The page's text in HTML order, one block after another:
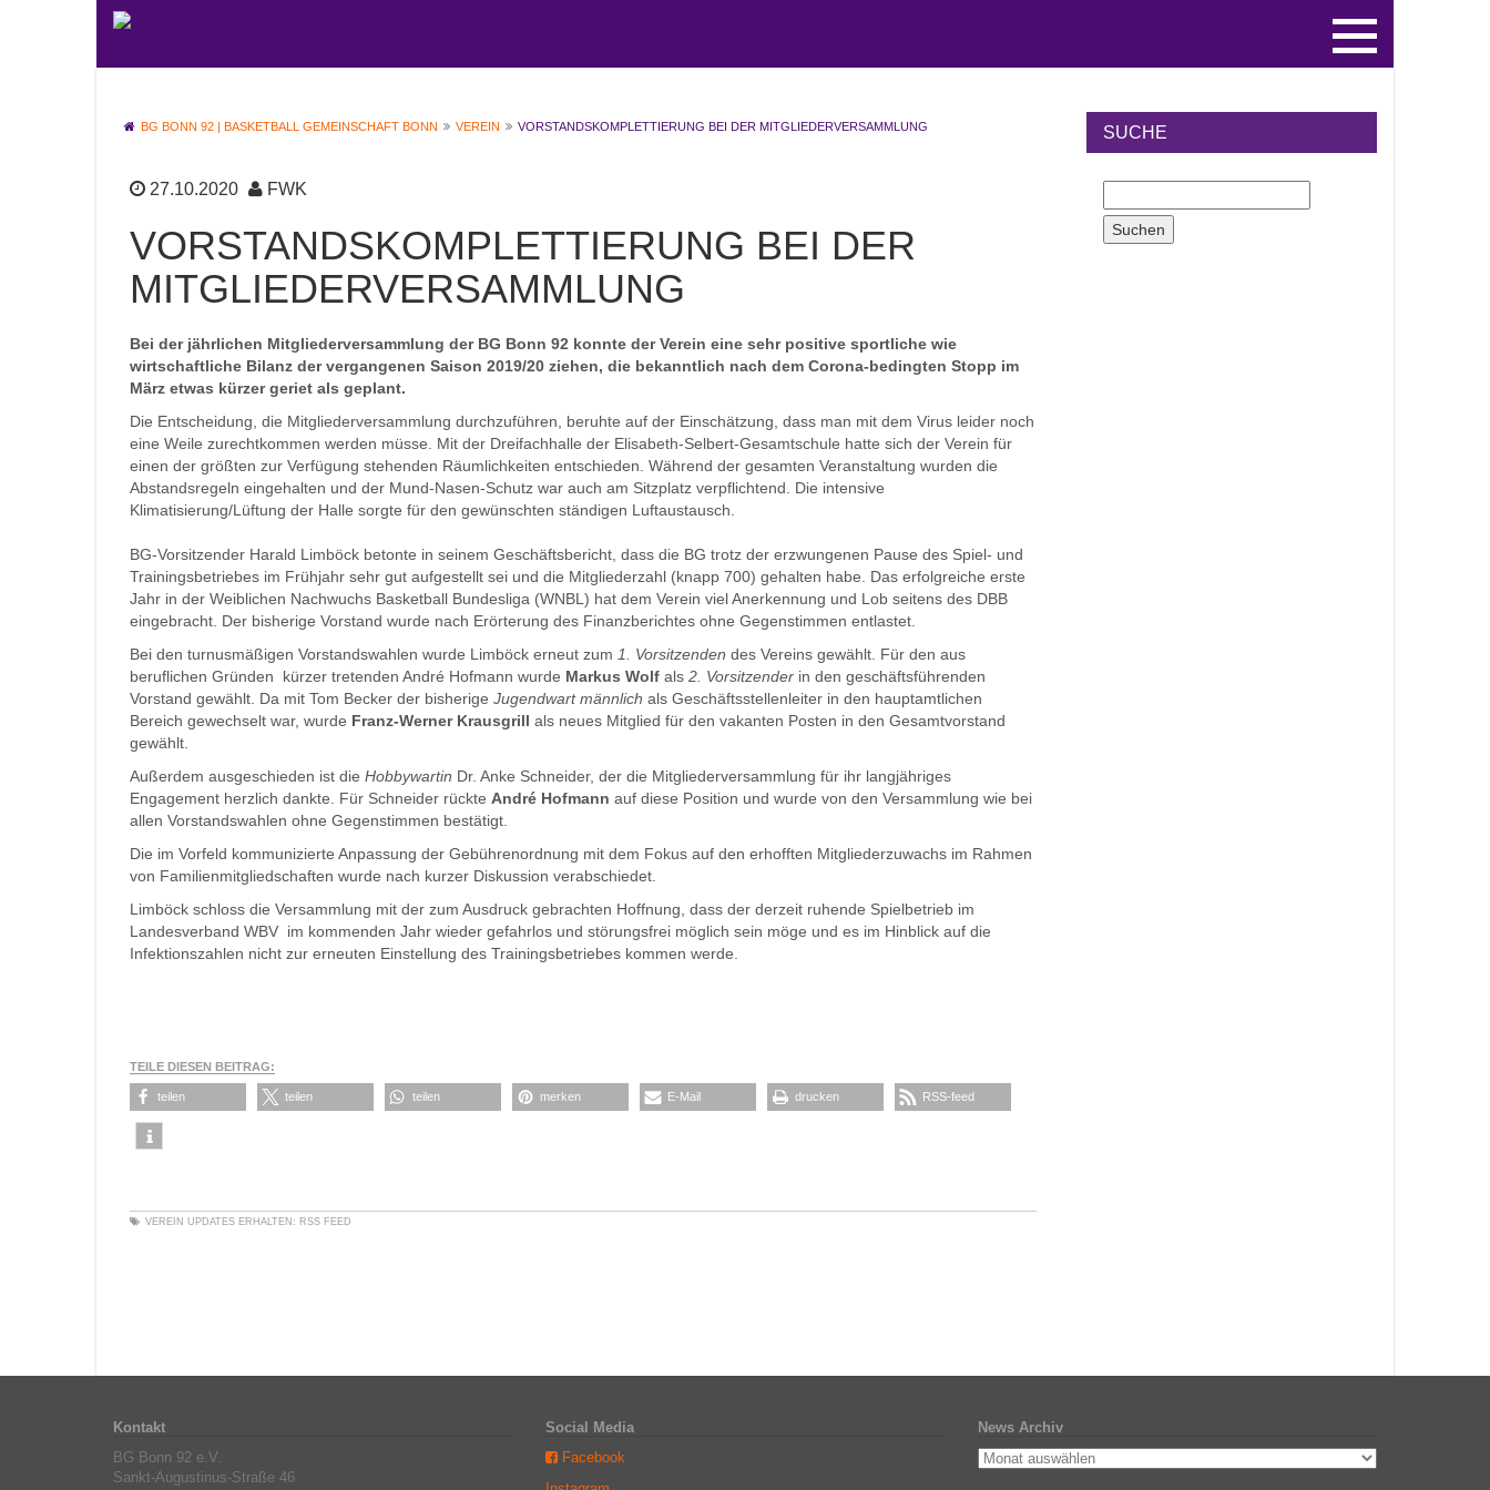
BG BONN 92 | BASKETBALL GEMEINSCHAFT BONN VEREIN VORSTANDSKOMPLETTIERUNG BEI DER MITGLIEDERVERSAMMLUNG
27.10.2020 FWK
VORSTANDSKOMPLETTIERUNG BEI DER
MITGLIEDERVERSAMMLUNG
Bei der jährlichen Mitgliederversammlung der BG Bonn 92 konnte der Verein eine sehr positive sportliche wie
wirtschaftliche Bilanz der vergangenen Saison 2019/20 ziehen, die bekanntlich nach dem Corona-bedingten Stopp im
März etwas kürzer geriet als geplant.
Die Entscheidung, die Mitgliederversammlung durchzuführen, beruhte auf der Einschätzung, dass man mit dem Virus leider noch
eine Weile zurechtkommen werden müsse. Mit der Dreifachhalle der Elisabeth-Selbert-Gesamtschule hatte sich der Verein für
einen der größten zur Verfügung stehenden Räumlichkeiten entschieden. Während der gesamten Veranstaltung wurden die
Abstandsregeln eingehalten und der Mund-Nasen-Schutz war auch am Sitzplatz verpflichtend. Die intensive
Klimatisierung/Lüftung der Halle sorgte für den gewünschten ständigen Luftaustausch.
BG-Vorsitzender Harald Limböck betonte in seinem Geschäftsbericht, dass die BG trotz der erzwungenen Pause des Spiel- und
Trainingsbetriebes im Frühjahr sehr gut aufgestellt sei und die Mitgliederzahl (knapp 700) gehalten habe. Das erfolgreiche erste
Jahr in der Weiblichen Nachwuchs Basketball Bundesliga (WNBL) hat dem Verein viel Anerkennung und Lob seitens des DBB
eingebracht. Der bisherige Vorstand wurde nach Erörterung des Finanzberichtes ohne Gegenstimmen entlastet.
Bei den turnusmäßigen Vorstandswahlen wurde Limböck erneut zum 1. Vorsitzenden des Vereins gewählt. Für den aus
beruflichen Gründen kürzer tretenden André Hofmann wurde Markus Wolf als 2. Vorsitzender in den geschäftsführenden
Vorstand gewählt. Da mit Tom Becker der bisherige Jugendwart männlich als Geschäftsstellenleiter in den hauptamtlichen
Bereich gewechselt war, wurde Franz-Werner Krausgrill als neues Mitglied für den vakanten Posten in den Gesamtvorstand
gewählt.
Außerdem ausgeschieden ist die Hobbywartin Dr. Anke Schneider, der die Mitgliederversammlung für ihr langjähriges
Engagement herzlich dankte. Für Schneider rückte André Hofmann auf diese Position und wurde von den Versammlung wie bei
allen Vorstandswahlen ohne Gegenstimmen bestätigt.
Die im Vorfeld kommunizierte Anpassung der Gebührenordnung mit dem Fokus auf den erhofften Mitgliederzuwachs im Rahmen
von Familienmitgliedschaften wurde nach kurzer Diskussion verabschiedet.
Limböck schloss die Versammlung mit der zum Ausdruck gebrachten Hoffnung, dass der derzeit ruhende Spielbetrieb im
Landesverband WBV im kommenden Jahr wieder gefahrlos und störungsfrei möglich sein möge und es im Hinblick auf die
Infektionszahlen nicht zur erneuten Einstellung des Trainingsbetriebes kommen werde.
TEILE DIESEN BEITRAG:
teilen teilen teilen merken E-Mail drucken RSS-feed
VEREIN UPDATES ERHALTEN: RSS FEED
SUCHE
Kontakt
BG Bonn 92 e.V.
Sankt-Augustinus-Straße 46
Social Media
Facebook
News Archiv